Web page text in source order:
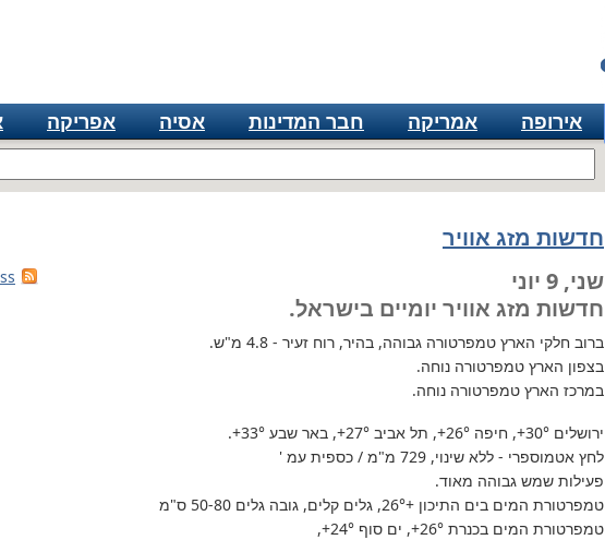
אירופה אמריקה חבר המדינות אסיה אפריקה
חדשות מזג אוויר
שני, 9 יוני
חדשות מזג אוויר יומיים בישראל.
ברוב חלקי הארץ טמפרטורה גבוהה, בהיר, רוח זעיר - 4.8 מ"ש.
בצפון הארץ טמפרטורה נוחה.
במרכז הארץ טמפרטורה נוחה.
ירושלים +30°, חיפה +26°, תל אביב +27°, באר שבע +33°
.
לחץ אטמוספרי - ללא שינוי, 729 מ"מ / כספית עמ '
פעילות שמש גבוהה מאוד.
טמפרטורת המים בים התיכון +26°
, גלים קלים, גובה גלים 50-80 ס"מ
טמפרטורת המים בכנרת +26°, ים סוף +24°
,